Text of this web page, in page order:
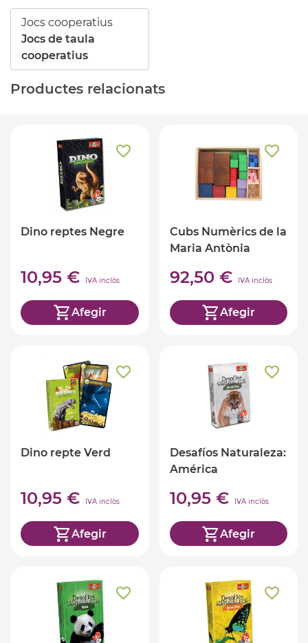
Jocs cooperatius
Jocs de taula
cooperatius
Productes relacionats
Dino reptes Negre
10,95 € IVA inclòs
Afegir
Cubs Numèrics de la
Maria Antònia
92,50 € IVA inclòs
Afegir
Dino repte Verd
10,95 € IVA inclòs
Afegir
Desafíos Naturaleza:
América
10,95 € IVA inclòs
Afegir